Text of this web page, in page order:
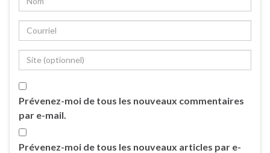
Prévenez-moi de tous les nouveaux commentaires
par e-mail.
Prévenez-moi de tous les nouveaux articles par e-